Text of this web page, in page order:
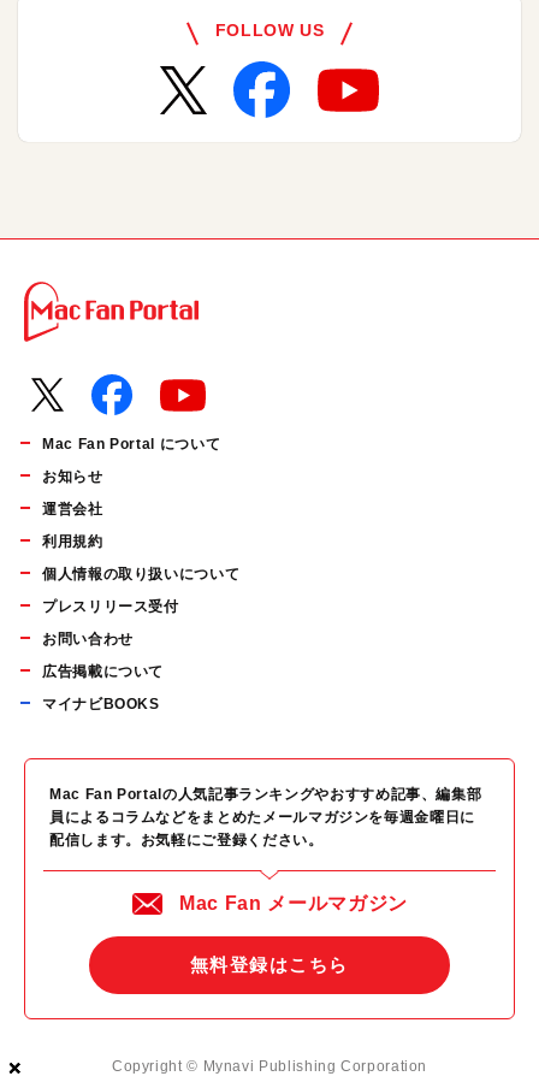
×
×
×
FOLLOW US
Mac Fan Portal について
お知らせ
運営会社
利用規約
個人情報の取り扱いについて
プレスリリース受付
お問い合わせ
広告掲載について
マイナビBOOKS
Mac Fan Portalの人気記事ランキングやおすすめ記事、編集部
員によるコラムなどをまとめたメールマガジンを毎週金曜日に
配信します。お気軽にご登録ください。
Mac Fan メールマガジン
無料登録はこちら
Copyright © Mynavi Publishing Corporation